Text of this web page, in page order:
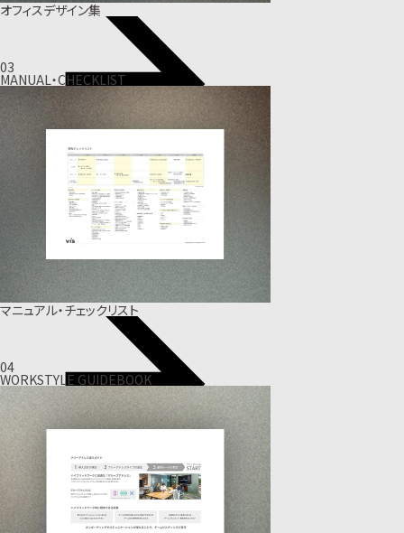
オフィスデザイン集
03
MANUAL・CHECKLIST
マニュアル・チェックリスト
04
WORKSTYLE GUIDEBOOK